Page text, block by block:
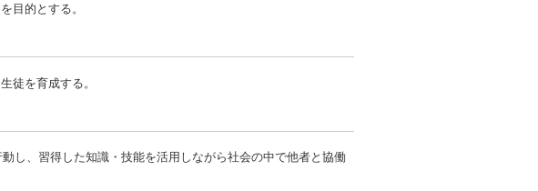
目的とする。
徒を育成する。
し、習得した知識・技能を活用しながら社会の中で他者と協働